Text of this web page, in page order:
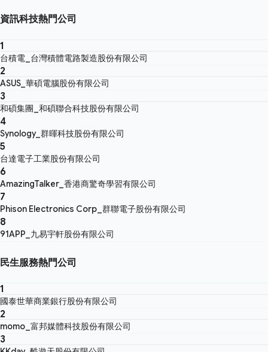
資訊科技熱門公司
1
台積電_台灣積體電路製造股份有限公司
2
ASUS_華碩電腦股份有限公司
3
和碩集團_和碩聯合科技股份有限公司
4
Synology_群暉科技股份有限公司
5
台達電子工業股份有限公司
6
AmazingTalker_香港商驚奇學習有限公司
7
Phison Electronics Corp_群聯電子股份有限公司
8
91APP_九易宇軒股份有限公司
民生服務熱門公司
1
國泰世華商業銀行股份有限公司
2
momo_富邦媒體科技股份有限公司
3